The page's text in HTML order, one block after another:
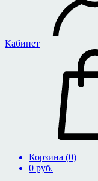
Кабинет
Корзина (0)
0 руб.